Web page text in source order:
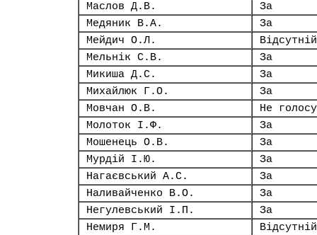
Маслов Д.В.
За
Медяник В.А.
За
Мейдич О.Л.
Відсутній
Мельнік С.В.
За
Микиша Д.С.
За
Михайлюк Г.О.
За
Мовчан О.В.
Не
Молоток І.Ф.
За
Мошенець О.В.
За
Мурдій І.Ю.
За
Нагаєвський А.С.
За
Наливайченко В.О.
За
Негулевський І.П.
За
Немиря Г.М.
Відсутній